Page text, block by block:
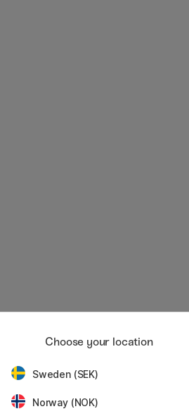
Choose your location
Sweden (SEK)
Norway (NOK)